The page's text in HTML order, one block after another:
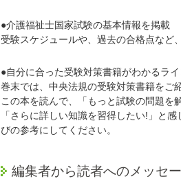
●介護福祉士国家試験の基本情報を掲載
受験スケジュールや、過去の合格点など
●自分に合った受験対策書籍がわかるラ
巻末では、中央法規の受験対策書籍をご
この本を読んで、「もっと試験の問題を
「さらに詳しい知識を習得したい!」と
びの参考にしてください。
編集者から読者へのメッセ